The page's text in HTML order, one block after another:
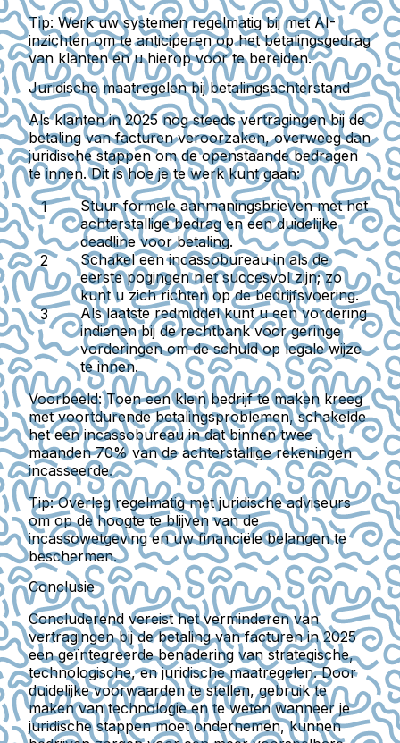
Tip: Werk uw systemen regelmatig bij met AI-
inzichten om te anticiperen op het betalingsgedrag
van klanten en u hierop voor te bereiden.
Juridische maatregelen bij betalingsachterstand
Als klanten in 2025 nog steeds vertragingen bij de
betaling van facturen veroorzaken, overweeg dan
juridische stappen om de openstaande bedragen
te innen. Dit is hoe je te werk kunt gaan:
Stuur formele aanmaningsbrieven met het
achterstallige bedrag en een duidelijke
deadline voor betaling.
Schakel een incassobureau in als de
eerste pogingen niet succesvol zijn; zo
kunt u zich richten op de bedrijfsvoering.
Als laatste redmiddel kunt u een vordering
indienen bij de rechtbank voor geringe
vorderingen om de schuld op legale wijze
te innen.
Voorbeeld:Toen een klein bedrijf te maken kreeg
met voortdurende betalingsproblemen, schakelde
het een incassobureau in dat binnen twee
maanden 70% van de achterstallige rekeningen
incasseerde.
Tip:Overleg regelmatig met juridische adviseurs
om op de hoogte te blijven van de
incassowetgeving en uw financiële belangen te
beschermen.
Conclusie
Concluderend vereist het verminderen van
vertragingen bij de betaling van facturen in 2025
een geïntegreerde benadering van strategische,
technologische, en juridische maatregelen. Door
duidelijke voorwaarden te stellen, gebruik te
maken van technologie en te weten wanneer je
juridische stappen moet ondernemen, kunnen